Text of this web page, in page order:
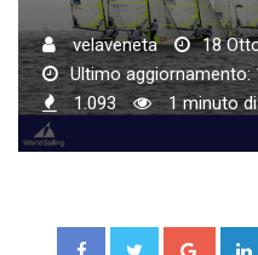
velaveneta
18
Ultimo aggiornamento:
1.093
1 minuto